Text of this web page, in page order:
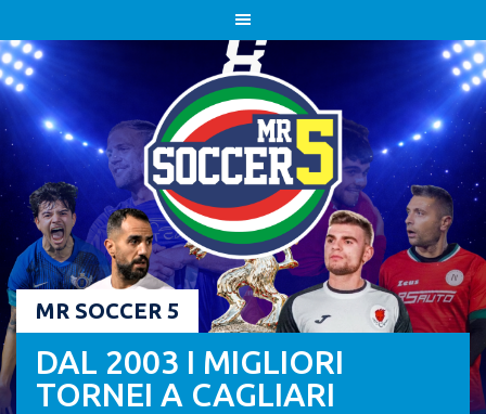
to
content
MR SOCCER 5
DAL 2003 I MIGLIORI
TORNEI A CAGLIARI